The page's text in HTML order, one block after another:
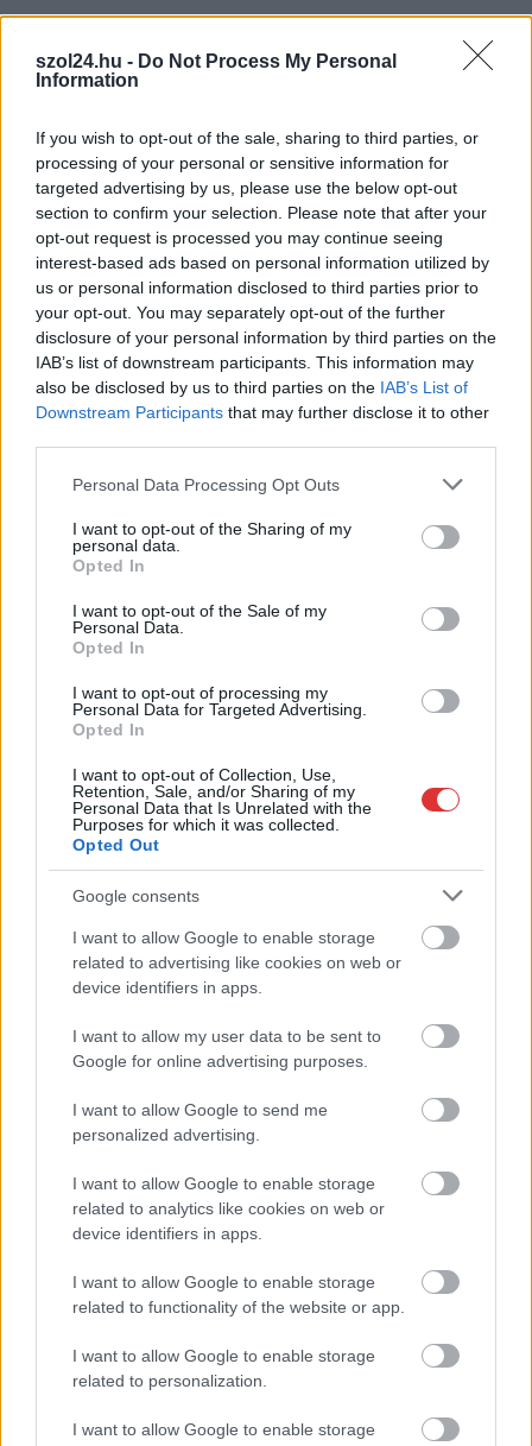
szol24.hu - Do Not Process My Personal
Information
If you wish to opt-out of the sale, sharing to third parties, or
processing of your personal or sensitive information for
targeted advertising by us, please use the below opt-out
section to confirm your selection. Please note that after your
opt-out request is processed you may continue seeing
interest-based ads based on personal information utilized by
us or personal information disclosed to third parties prior to
your opt-out. You may separately opt-out of the further
disclosure of your personal information by third parties on the
IAB’s list of downstream participants. This information may
also be disclosed by us to third parties on the IAB’s List of
Downstream Participants that may further disclose it to other
Please note that this website/app uses one or more Google
not limited to your visit or usage behaviour. You may click to
grant or deny consent to Google and its third-party tags to
use your data for below specified purposes in below Google
consent section.
Personal Data Processing Opt Outs
I want to opt-out of the Sharing of my
personal data.
Opted In
I want to opt-out of the Sale of my
Personal Data.
Opted In
I want to opt-out of processing my
Personal Data for Targeted Advertising.
Opted In
I want to opt-out of Collection, Use,
Retention, Sale, and/or Sharing of my
Personal Data that Is Unrelated with the
Purposes for which it was collected.
Opted Out
Google consents
I want to allow Google to enable storage
related to advertising like cookies on web or
device identifiers in apps.
I want to allow my user data to be sent to
Google for online advertising purposes.
I want to allow Google to send me
personalized advertising.
I want to allow Google to enable storage
related to analytics like cookies on web or
device identifiers in apps.
I want to allow Google to enable storage
related to functionality of the website or app.
I want to allow Google to enable storage
related to personalization.
I want to allow Google to enable storage
Közelednek a
fideszes képviselőtől.
Ezúttal Mezőtúron és a
megye más részén egy
főút és több
alsóbbrendű útszakasz
felújítását ígérte meg a Fidesz.
TOVÁBB OLVASOM
, állapot, , ,
,
, , , ,
Szolnoki buszbaleset: új információkra derült
fény a sérültek állapotával kapcsolatban
súlyos buszbalesetben
többen is komolyan
szerencsére már csak
egyikük állapota
igényel kórházi ellátást.
Szolnok állapot,buszbaleset,gimnázium,györfi mihály ,helyi járat
Jász-Nagykun Szolnok megye,kórház,sérültek,súlyos, szandaszőlős
Van okunk aggódni? Sok a furcsaság a
Kiss Lajos
szerint „nem zörög a
haraszt…”. Az
tulajdonában levő
tábor a város egyik
található, de
látványosan elkezdett leromlani az állapota, ráadásul 2026-ra
nem fogad megrendeléseket. Mi fog történni a központtal?